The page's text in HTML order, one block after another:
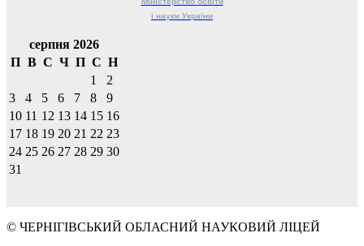
і науки України
серпня 2026
П В С Ч П С Н
1
2
3
4 5 6 7 8
9
10 11 12 13 14 15 16
17 18 19 20 21 22 23
24 25 26 27 28 29 30
31
© ЧЕРНІГІВСЬКИЙ ОБЛАСНИЙ НАУКОВИЙ ЛІЦЕЙ